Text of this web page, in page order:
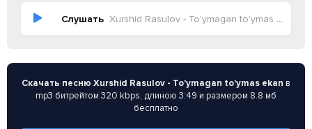
Слушать Xurshid Rasulov - To'ymagan to'ymas ekan
Скачать песню Xurshid Rasulov - To'ymagan to'ymas ekan в
mp3 битрейтом 320 kbps, длиною 3:49 и размером 8.8 мб
бесплатно